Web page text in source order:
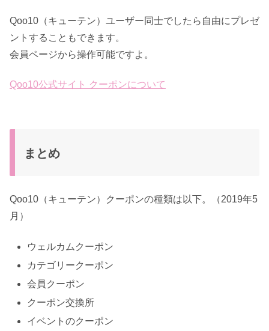
Qoo10（キューテン）ユーザー同士でしたら自由にプレゼ
ントすることもできます。
会員ページから操作可能ですよ。
Qoo10公式サイト クーポンについて
まとめ
Qoo10（キューテン）クーポンの種類は以下。（2019年5
月）
ウェルカムクーポン
カテゴリークーポン
会員クーポン
クーポン交換所
イベントのクーポン